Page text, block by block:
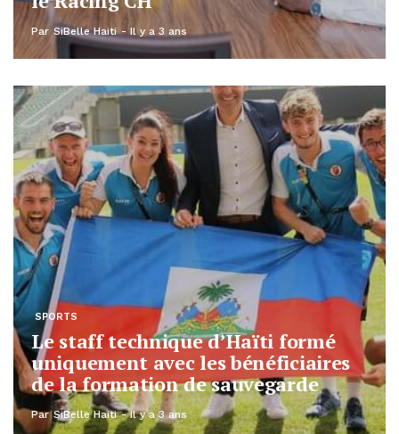
Par SiBelle Haiti Il y a 3 ans
SPORTS
Le staff technique d’Haïti formé
uniquement avec les bénéficiaires
de la formation de sauvegarde
Par SiBelle Haiti Il y a 3 ans